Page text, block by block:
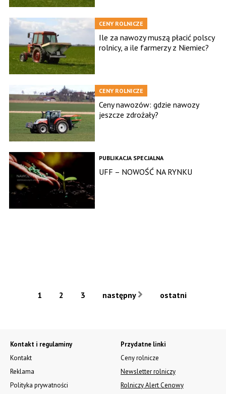
CENY ROLNICZE
Ile za nawozy muszą płacić polscy
rolnicy, a ile farmerzy z Niemiec?
CENY ROLNICZE
Ceny nawozów: gdzie nawozy
jeszcze zdrożały?
PUBLIKACJA SPECJALNA
UFF – NOWOŚĆ NA RYNKU
1 2 3 następny ostatni
Kontakt i regulaminy
Kontakt
Reklama
Polityka prywatności
Przydatne linki
Ceny rolnicze
Newsletter rolniczy
Rolniczy Alert Cenowy